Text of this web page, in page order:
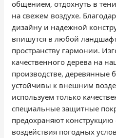
общением, отдохнуть в
на свежем воздухе.
дизайну и надежной
впишутся в любой
пространству гармонии.
качественного дерева на
производстве, деревянные
устойчивы к внешним
используем только
специальные защитные
предохраняют конструкцию
воздействия погодных